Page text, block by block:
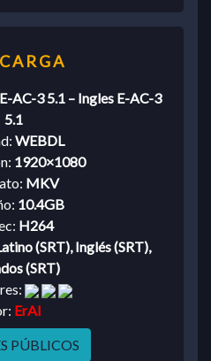
AC-3 5.1 – Ingles E-AC-3
5.1
WEBDL
1920×1080
MKV
10.4GB
H264
(SRT), Inglés (SRT),
(SRT)
ErAl
PÚBLICOS